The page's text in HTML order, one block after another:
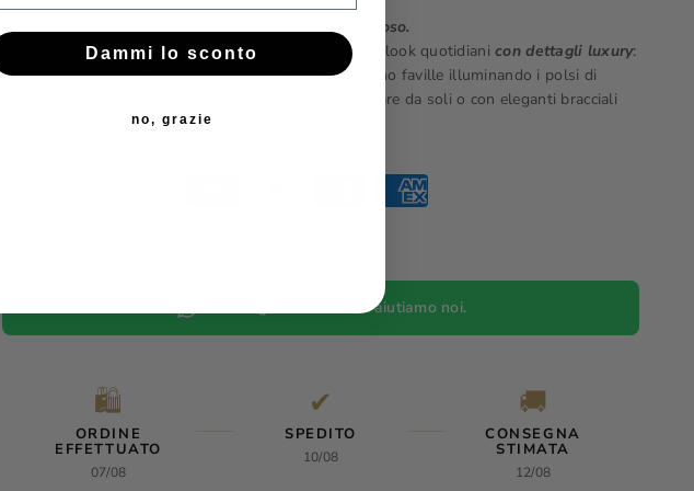
La collezione propone orologi donna dal design
prezioso.
Raffinati e preziosi, gli orologi da donna completano i look quotidianicon dettagli luxury:
arricchiti da pietre gioiello e dettagli glam shine faranno faville illuminando i polsi di
eleganti camicie e morbide maglie jacquard, da sfoggiare da soli o con eleganti bracciali
Hai bisogno di aiuto? Ti aiutiamo noi.
🛍️
ORDINE
EFFETTUATO
07/08
✔
SPEDITO
10/08
🚚
CONSEGNA
STIMATA
12/08
Dammi lo sconto
no, grazie